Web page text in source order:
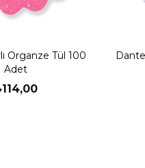
Organze Tül 100
Adet